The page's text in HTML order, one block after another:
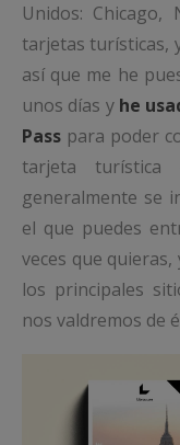
Unidos:
tarjetas turísticas,
así que me he
unos días y he
Pass para poder
tarjeta
generalmente se
el que puedes
veces que
los principales
nos valdremos de